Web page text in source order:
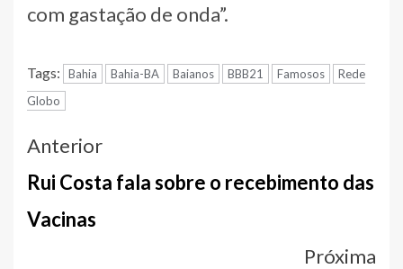
com gastação de onda”.
Tags: Bahia Bahia-BA Baianos BBB21 Famosos
Rede
Globo
Navegação
entre
notícias
Anterior
Rui Costa fala sobre o recebimento das
Vacinas
Próxima